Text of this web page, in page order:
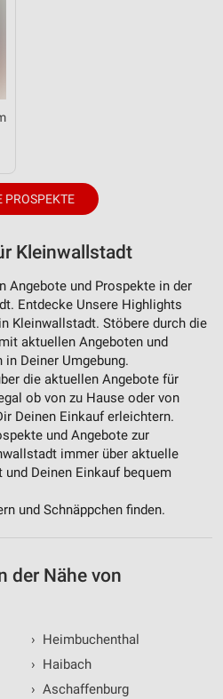
PROSPEKTE
Kleinwallstadt
Angebote und Prospekte in der
Entdecke Unsere Highlights
Kleinwallstadt. Stöbere durch die
aktuellen Angeboten und
Deiner Umgebung.
die aktuellen Angebote für
ob von zu Hause oder von
Deinen Einkauf erleichtern.
und Angebote zur
immer über aktuelle
Deinen Einkauf bequem
und Schnäppchen finden.
der Nähe von
› Heimbuchenthal
› Haibach
› Aschaffenburg